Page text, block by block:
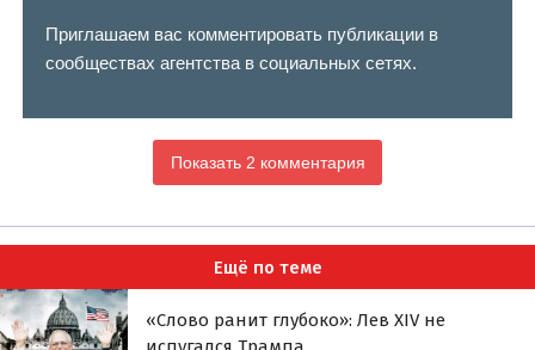
Приглашаем вас комментировать публикации в
сообществах агентства в социальных сетях.
Показать 2 комментария
Ещё по теме
«Слово ранит глубоко»: Лев XIV не